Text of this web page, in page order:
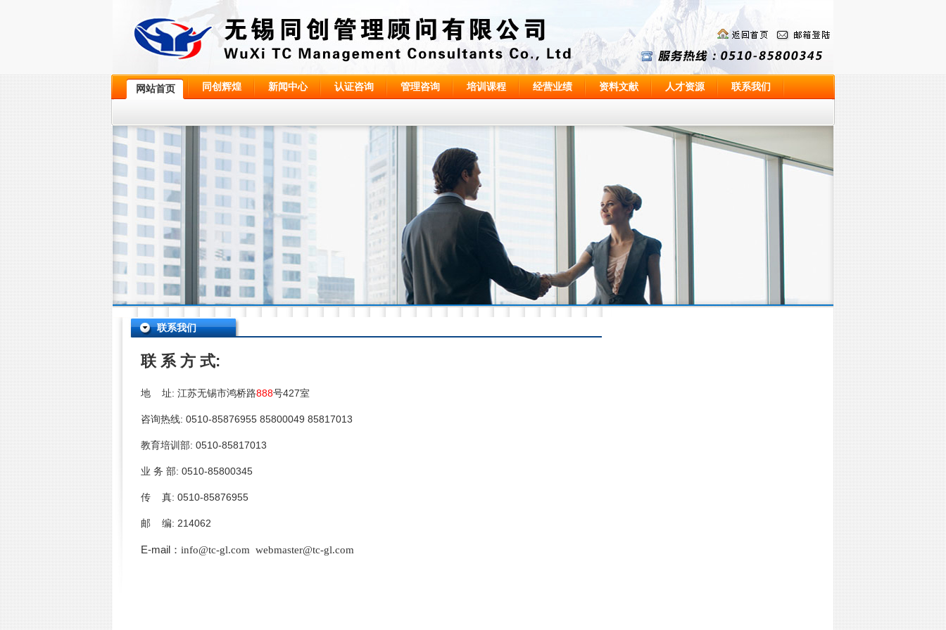
网站首页 同创辉煌 新闻中心 认证咨询 管理咨询 培训课程 经营业绩 资料文献 人才资源 联系我们
联系我们
联 系 方 式:
地 址: 江苏无锡市鸿桥路888号427室
咨询热线: 0510-85876955 85800049 85817013
教育培训部: 0510-85817013
业 务 部: 0510-85800345
传 真: 0510-85876955
邮 编: 214062
E-mail： info@tc-gl.com webmaster@tc-gl.com